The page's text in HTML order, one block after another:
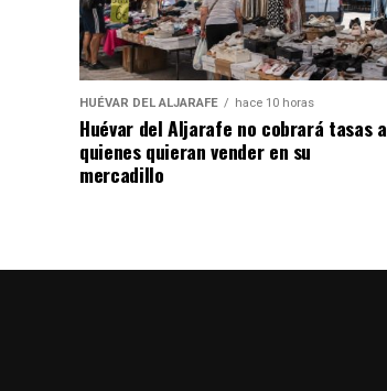
HUÉVAR DEL ALJARAFE hace 10 horas
Huévar del Aljarafe no cobrará tasas a
quienes quieran vender en su
mercadillo